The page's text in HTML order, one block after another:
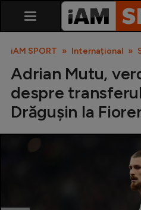
iAM SPORT Internațional
Adrian Mutu,
despre
Drăgușin la